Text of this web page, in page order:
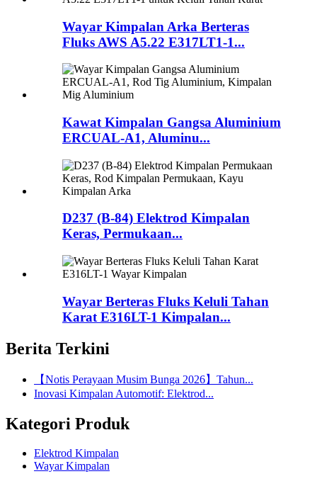
Wayar Kimpalan Arka Berteras
Fluks AWS A5.22 E317LT1-1...
Kawat Kimpalan Gangsa Aluminium
ERCUAL-A1, Aluminu...
D237 (B-84) Elektrod Kimpalan
Keras, Permukaan...
Wayar Berteras Fluks Keluli Tahan
Karat E316LT-1 Kimpalan...
Berita Terkini
【Notis Perayaan Musim Bunga 2026】Tahun...
Inovasi Kimpalan Automotif: Elektrod...
Kategori Produk
Elektrod Kimpalan
Wayar Kimpalan